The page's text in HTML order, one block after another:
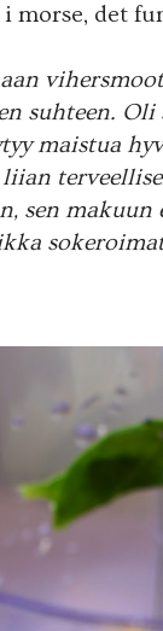
morse, det
suhteen.
maistua
sen